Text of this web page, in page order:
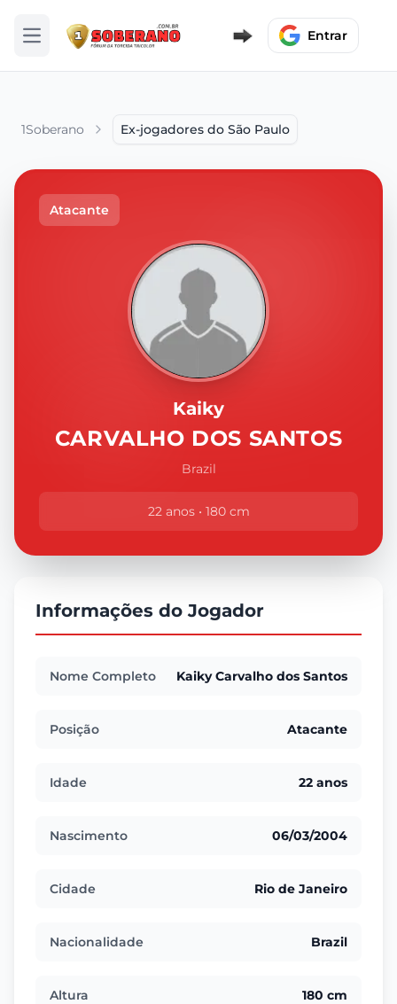
Abrir menu Entrar
1Soberano Ex-jogadores do São Paulo
Atacante
Kaiky
CARVALHO DOS SANTOS
Brazil
22 anos • 180 cm
Informações do Jogador
Nome Completo Kaiky Carvalho dos Santos
Posição Atacante
Idade 22 anos
Nascimento 06/03/2004
Cidade Rio de Janeiro
Nacionalidade Brazil
Altura 180 cm